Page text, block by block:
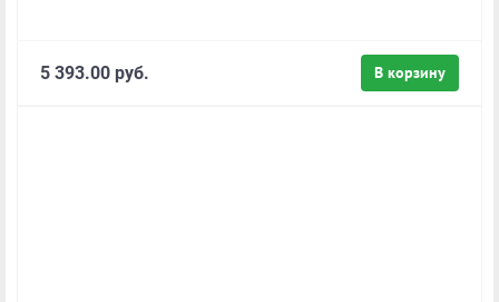
В корзину
5 393.00 руб.